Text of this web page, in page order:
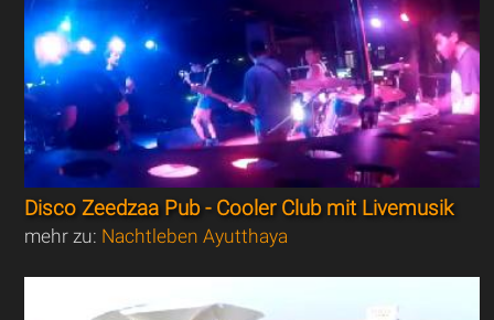
Disco Zeedzaa Pub - Cooler Club mit Livemusik
mehr zu: Nachtleben Ayutthaya